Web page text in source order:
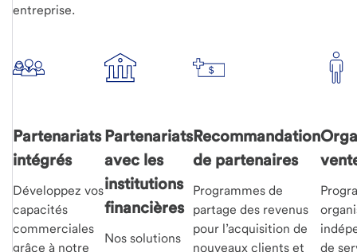
entreprise.
Partenariats
intégrés
Développez vos
capacités
commerciales
grâce à notre
Partenariats
avec les
institutions
financières
Nos solutions
Recommandation
de partenaires
Programmes de
partage des revenus
pour l’acquisition de
nouveaux clients et
de